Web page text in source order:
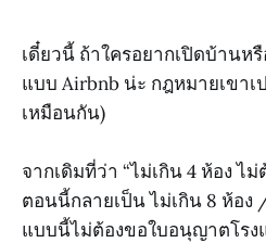
เดี๋ยวนี้ ถ้าใครอยากเปิดบ้านห
แบบ Airbnb น่ะ กฎหมายเขาเ
เหมือนกัน)
จากเดิมที่ว่า “ไม่เกิน 4 ห้อง ไ
ตอนนี้กลายเป็น ไม่เกิน 8 ห้อ
แบบนี้ไม่ต้องขอใบอนุญาตโรง